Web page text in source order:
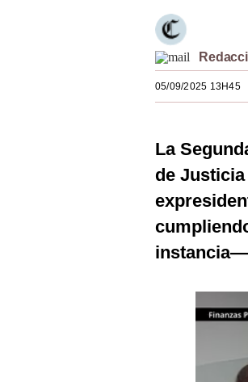
05/09/2025 13H45
La
de
instancia—